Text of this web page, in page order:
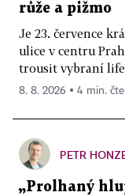
růže a pižmo
Je 23. července
ulice v centru
trousit vybraní
8. 8. 2026 ▪ 4 min.
PETR
„Prolhaný